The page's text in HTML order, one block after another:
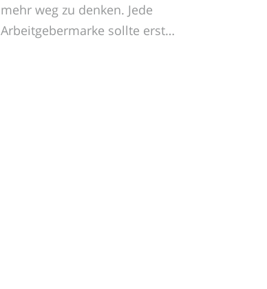
mehr weg zu denken. Jede
Arbeitgebermarke sollte erst…